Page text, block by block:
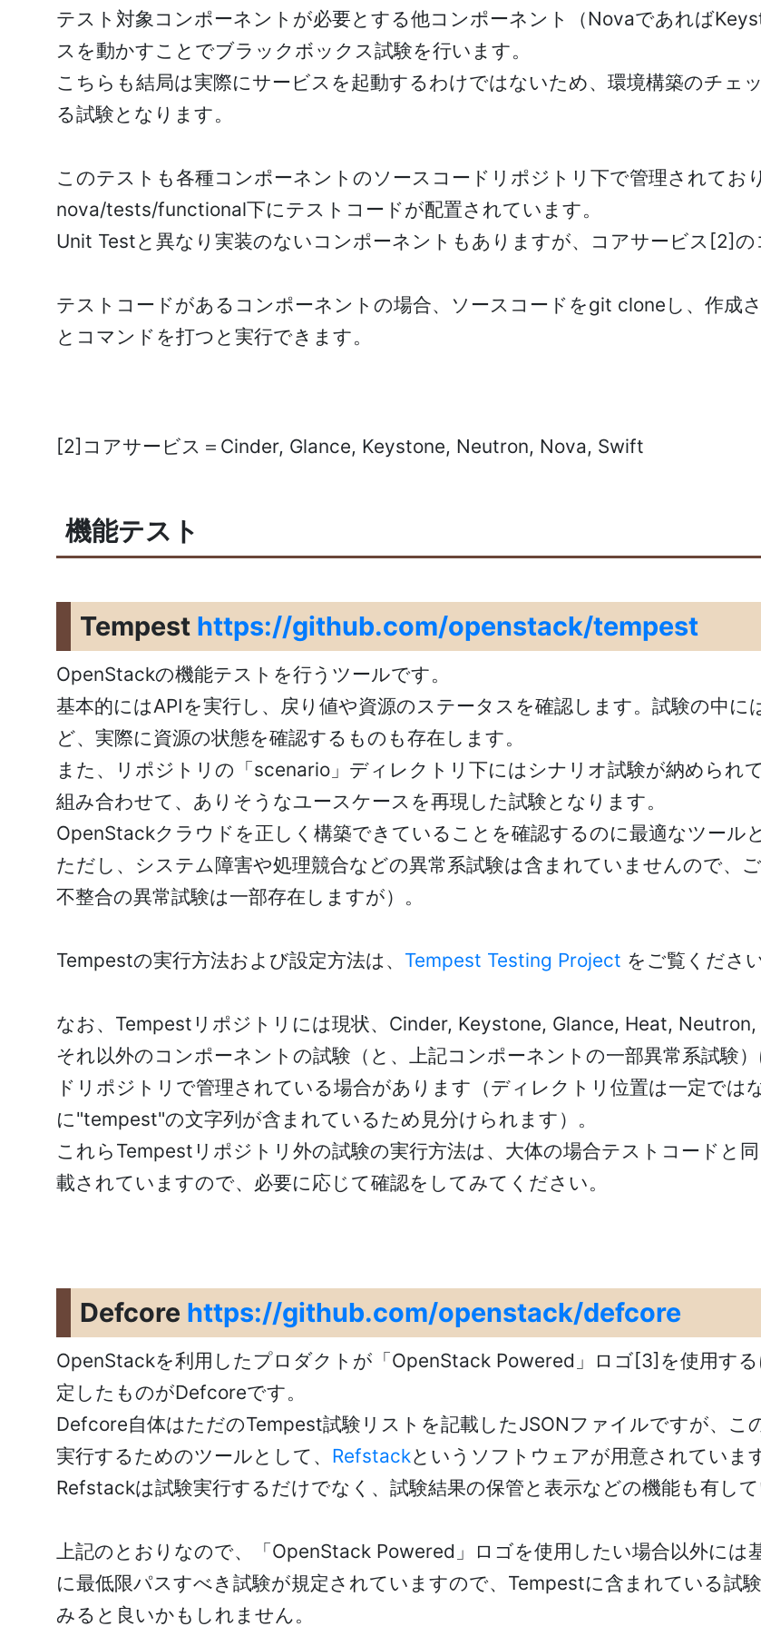
テスト対象コンポーネントが必要とする他コンポーネント（Novaであれば
スを動かすことでブラックボックス試験を行います。
こちらも結局は実際にサービスを起動するわけではないため、環境構築のチェ
る試験となります。
このテストも各種コンポーネントのソースコードリポジトリ下で管理されてお
nova/tests/functional下にテストコードが配置されています。
Unit Testと異なり実装のないコンポーネントもありますが、コアサービス[2]の
テストコードがあるコンポーネントの場合、ソースコードをgit cloneし、作成
とコマンドを打つと実行できます。
[2]コアサービス＝Cinder, Glance, Keystone, Neutron, Nova, Swift
機能テスト
Tempest https://github.com/openstack/tempest
OpenStackの機能テストを行うツールです。
基本的にはAPIを実行し、戻り値や資源のステータスを確認します。試験の中
ど、実際に資源の状態を確認するものも存在します。
また、リポジトリの「scenario」ディレクトリ下にはシナリオ試験が納められ
組み合わせて、ありそうなユースケースを再現した試験となります。
OpenStackクラウドを正しく構築できていることを確認するのに最適なツール
ただし、システム障害や処理競合などの異常系試験は含まれていませんので、
不整合の異常試験は一部存在しますが）。
Tempestの実行方法および設定方法は、 Tempest Testing Project をご覧ください
なお、Tempestリポジトリには現状、Cinder, Keystone, Glance, Heat,
それ以外のコンポーネントの試験（と、上記コンポーネントの一部異常系試験
ドリポジトリで管理されている場合があります（ディレクトリ位置は一定では
に"tempest"の文字列が含まれているため見分けられます）。
これらTempestリポジトリ外の試験の実行方法は、大体の場合テストコードと
載されていますので、必要に応じて確認をしてみてください。
Defcore https://github.com/openstack/defcore
OpenStackを利用したプロダクトが「OpenStack Powered」ロゴ[3]を使用す
定したものがDefcoreです。
Defcore自体はただのTempest試験リストを記載したJSONファイルですが、こ
実行するためのツールとして、 Refstackというソフトウェアが用意されています
Refstackは試験実行するだけでなく、試験結果の保管と表示などの機能も有して
上記のとおりなので、「OpenStack Powered」ロゴを使用したい場合以外に
に最低限パスすべき試験が規定されていますので、Tempestに含まれている試
みると良いかもしれません。